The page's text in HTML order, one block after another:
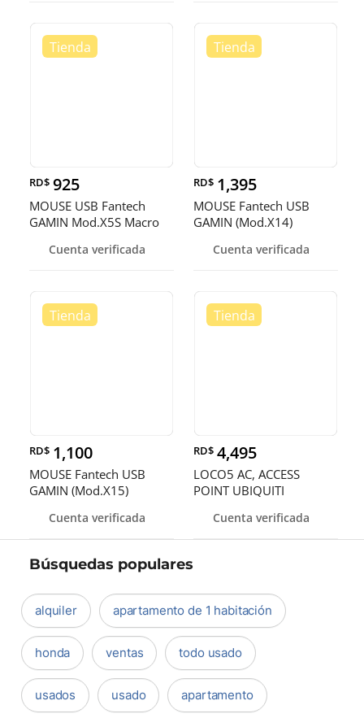
RD$ 925
MOUSE USB Fantech
GAMIN Mod.X5S Macro
JUGADOR
Cuenta verificada
RD$ 1,395
MOUSE Fantech USB
GAMIN (Mod.X14)
VERDADEROS,
Cuenta verificada
RD$ 1,100
MOUSE Fantech USB
GAMIN (Mod.X15)
VERDADEROS
JUAGADORES
Cuenta verificada
RD$ 4,495
LOCO5 AC, ACCESS
POINT UBIQUITI
INDOOR/ OUTDOOR
Cuenta verificada
Búsquedas populares
alquiler apartamento de 1 habitación
honda ventas todo usado
usados usado apartamento